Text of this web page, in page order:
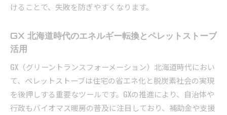
けることで、失敗を防ぎやすくなります。
GX 北海道時代のエネルギー転換とペレットストーブ
活用
GX（グリーントランスフォーメーション）北海道時代におい
て、ペレットストーブは住宅の省エネ化と脱炭素社会の実現
を後押しする重要なツールです。GXの推進により、自治体や
行政もバイオマス暖房の普及に注目しており、補助金や支援